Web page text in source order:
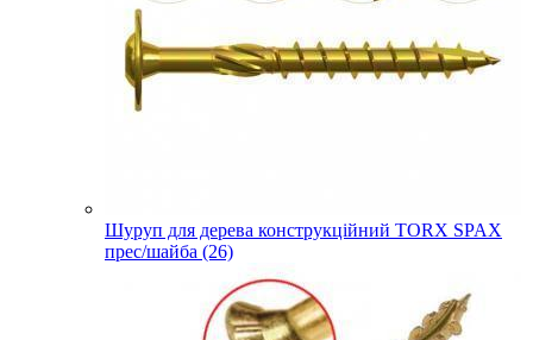
Шуруп для дерева конструкційний TORX SPAX
прес/шайба (26)